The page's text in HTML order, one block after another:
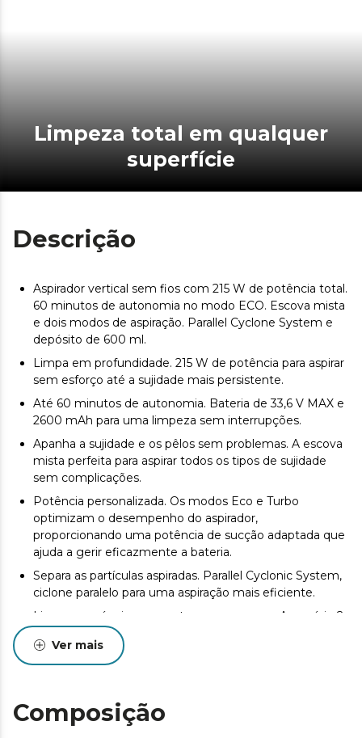
Limpeza total em qualquer
superfície
Descrição
Aspirador vertical sem fios com 215 W de potência total.
60 minutos de autonomia no modo ECO. Escova mista
e dois modos de aspiração. Parallel Cyclone System e
depósito de 600 ml.
Limpa em profundidade. 215 W de potência para aspirar
sem esforço até a sujidade mais persistente.
Até 60 minutos de autonomia. Bateria de 33,6 V MAX e
2600 mAh para uma limpeza sem interrupções.
Apanha a sujidade e os pêlos sem problemas. A escova
mista perfeita para aspirar todos os tipos de sujidade
sem complicações.
Potência personalizada. Os modos Eco e Turbo
optimizam o desempenho do aspirador,
proporcionando uma potência de sucção adaptada que
ajuda a gerir eficazmente a bateria.
Separa as partículas aspiradas. Parallel Cyclonic System,
ciclone paralelo para uma aspiração mais eficiente.
Limpa os móveis e os cantos ao pormenor. Acessório 2
em 1 e de canto que proporciona uma limpeza
pormenorizada e suave das áreas mais difíceis da casa.
Ver mais
Composição